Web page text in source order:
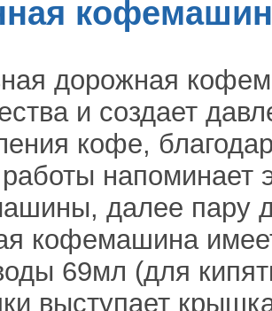
дорожная
и создает
кофе,
напоминает
далее пару
кофемашина
69мл (для
выступает